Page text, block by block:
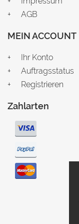
AGB
MEIN ACCOUNT
Ihr Konto
Auftragsstatus
Registrieren
Zahlarten